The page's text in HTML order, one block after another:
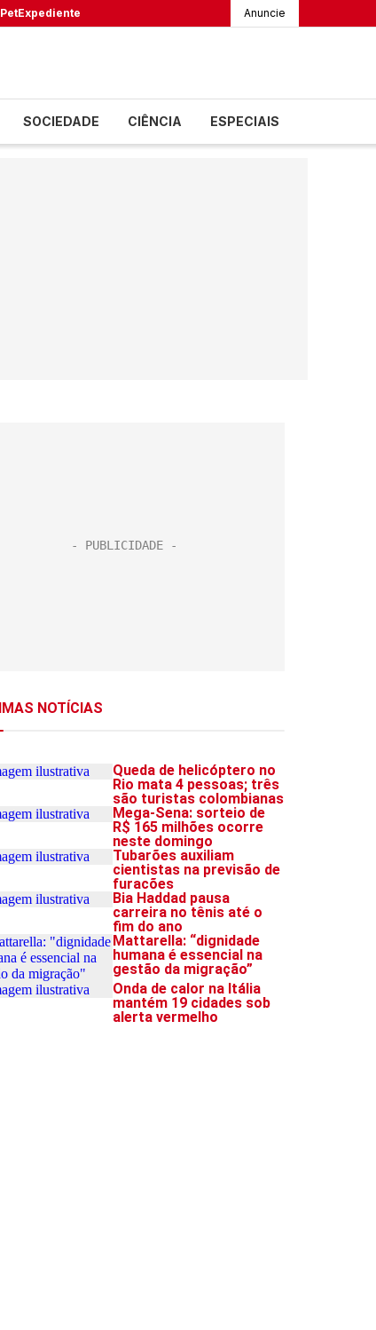
PetExpediente Anuncie
SOCIEDADE CIÊNCIA ESPECIAIS